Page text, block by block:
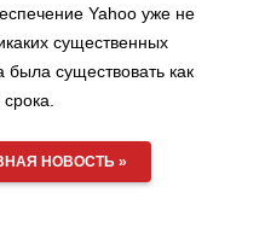
Yahoo уже не
существенных
существовать как
НОВОСТЬ »